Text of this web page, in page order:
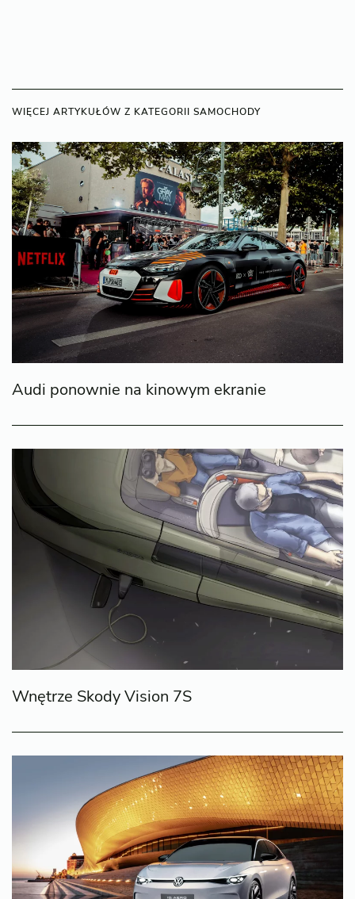
WIĘCEJ ARTYKUŁÓW Z KATEGORII SAMOCHODY
Audi ponownie na kinowym ekranie
Wnętrze Skody Vision 7S